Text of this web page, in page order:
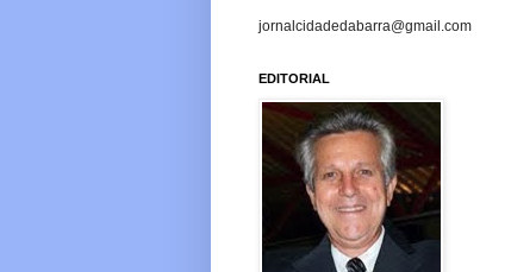
jornalcidadedabarra@gmail.com
EDITORIAL